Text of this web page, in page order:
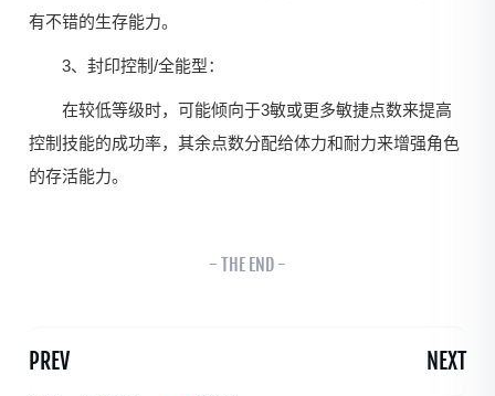
有不错的生存能力。
3、封印控制/全能型：
在较低等级时，可能倾向于3敏或更多敏捷点数来提高
控制技能的成功率，其余点数分配给体力和耐力来增强角色
的存活能力。
- THE END -
PREV NEXT